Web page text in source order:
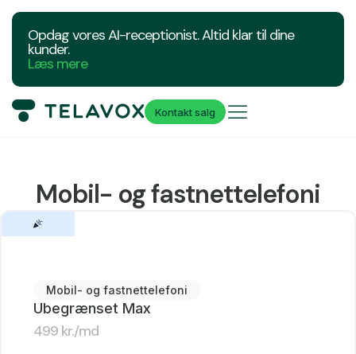
Opdag vores AI-receptionist. Altid klar til dine
kunder.
Læs mere
Kontakt salg
Mobil- og fastnettelefoni
Mobil- og fastnettelefoni
Ubegrænset Max
499 kr./md